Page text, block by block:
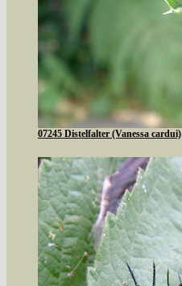
07245 Distelfalter (Vanessa cardui)